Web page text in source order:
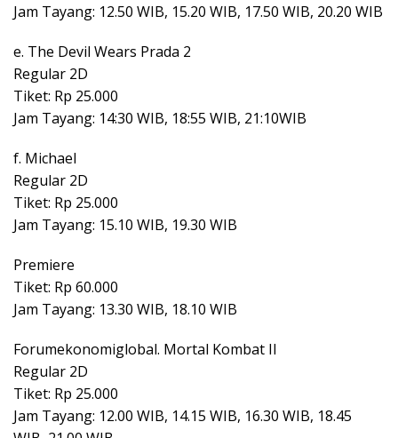
Jam Tayang: 12.50 WIB, 15.20 WIB, 17.50 WIB, 20.20 WIB
e. The Devil Wears Prada 2
Regular 2D
Tiket: Rp 25.000
Jam Tayang: 14:30 WIB, 18:55 WIB, 21:10WIB
f. Michael
Regular 2D
Tiket: Rp 25.000
Jam Tayang: 15.10 WIB, 19.30 WIB
Premiere
Tiket: Rp 60.000
Jam Tayang: 13.30 WIB, 18.10 WIB
Forumekonomiglobal. Mortal Kombat II
Regular 2D
Tiket: Rp 25.000
Jam Tayang: 12.00 WIB, 14.15 WIB, 16.30 WIB, 18.45